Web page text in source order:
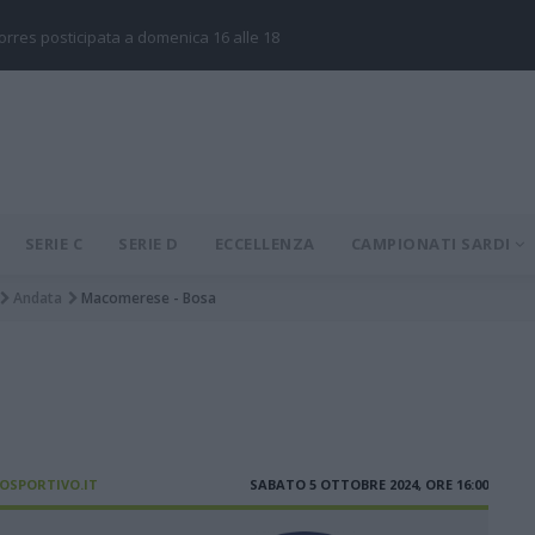
posticipata a domenica 16 alle 18
SERIE C SERIE D ECCELLENZA CAMPIONATI SARDI
Andata Macomerese - Bosa
SABATO 5 OTTOBRE 2024, ORE 16:00